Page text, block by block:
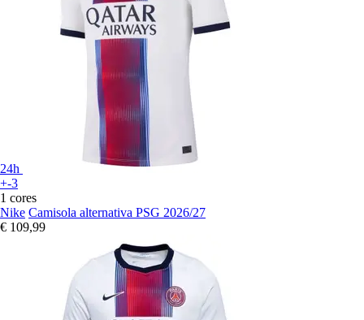
24h
+-3
1 cores
Nike Camisola alternativa PSG 2026/27
€ 109,99